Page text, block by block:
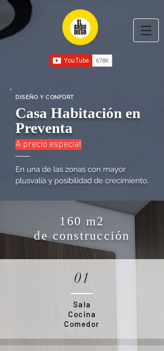
658843675348314
DISEÑO Y CONFORT
Casa Habitación en
Preventa
A precio especial
En una de las zonas con mayor
plusvalía y posibilidad de crecimiento.
160 m2
de construcción
01
Sala
Cocina
Comedor